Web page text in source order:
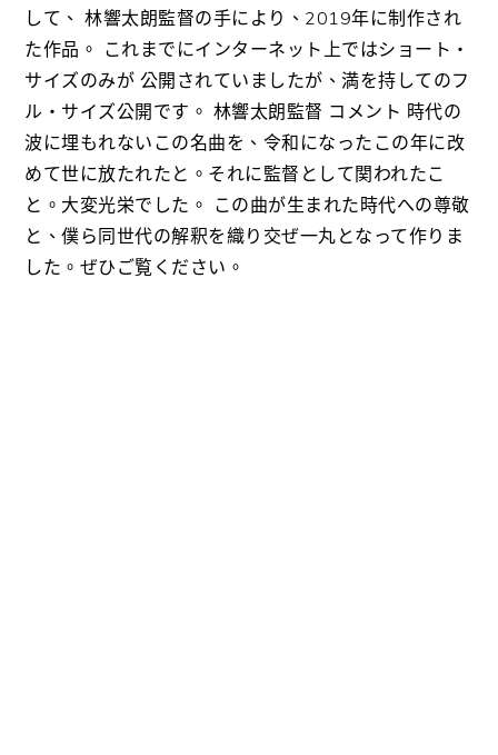
して、 林響太朗監督の手により、2019年に制作され
た作品。 これまでにインターネット上ではショート・
サイズのみが 公開されていましたが、満を持してのフ
ル・サイズ公開です。 林響太朗監督 コメント 時代の
波に埋もれないこの名曲を、令和になったこの年に改
めて世に放たれたと。それに監督として関われたこ
と。大変光栄でした。 この曲が生まれた時代への尊敬
と、僕ら同世代の解釈を織り交ぜ一丸となって作りま
した。ぜひご覧ください。